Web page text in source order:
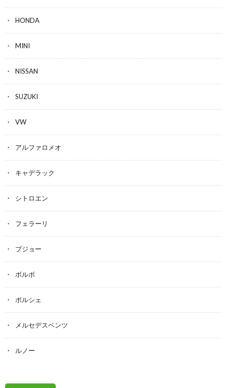
HONDA
MINI
NISSAN
SUZUKI
VW
アルファロメオ
キャデラック
シトロエン
フェラーリ
プジョー
ボルボ
ポルシェ
メルセデスベンツ
ルノー